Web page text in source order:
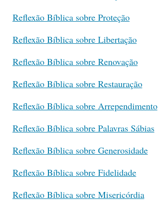
Reflexão Bíblica sobre Proteção
Reflexão Bíblica sobre Libertação
Reflexão Bíblica sobre Renovação
Reflexão Bíblica sobre Restauração
Reflexão Bíblica sobre Arrependimento
Reflexão Bíblica sobre Palavras Sábias
Reflexão Bíblica sobre Generosidade
Reflexão Bíblica sobre Fidelidade
Reflexão Bíblica sobre Misericórdia